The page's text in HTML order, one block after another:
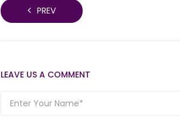
PREV
LEAVE US A COMMENT